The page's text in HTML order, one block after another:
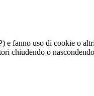
e fanno uso di cookie o
chiudendo o